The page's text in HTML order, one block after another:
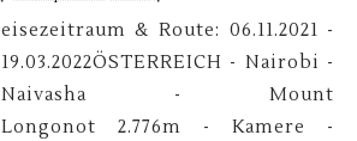
eisezeitraum & Route: 06.11.2021 -
19.03.2022ÖSTERREICH - Nairobi -
Naivasha - Mount
Longonot 2.776m - Kamere -